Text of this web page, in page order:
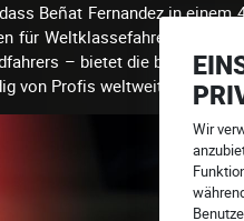
Wir
Beñat Fernandez in
für Weltklassefahrer und
– bietet die beste
von Profis weltweit